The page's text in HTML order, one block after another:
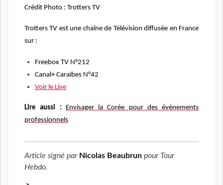
Crédit Photo : Trotters TV
Trotters TV est une chaîne de Télévision diffusée en France
sur :
Freebox TV N°212
Canal+ Caraïbes N°42
Voir le Live
Lire aussi : Envisager la Corée pour des événements
professionnels
Article signé par Nicolas Beaubrun pour Tour
Hebdo.